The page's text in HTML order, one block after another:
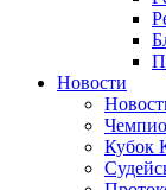
Новости
Кубок